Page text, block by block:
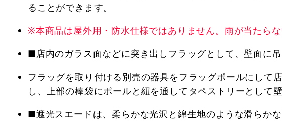
ることができます。
※本商品は屋外用・防水仕様ではありません。雨が当たらな
■店内のガラス面などに突き出しフラッグとして、壁面に
フラッグを取り付ける別売の器具をフラッグポールにして
し、上部の棒袋にポールと紐を通してタペストリーとして
■遮光スエードは、柔らかな光沢と綿生地のような滑らか